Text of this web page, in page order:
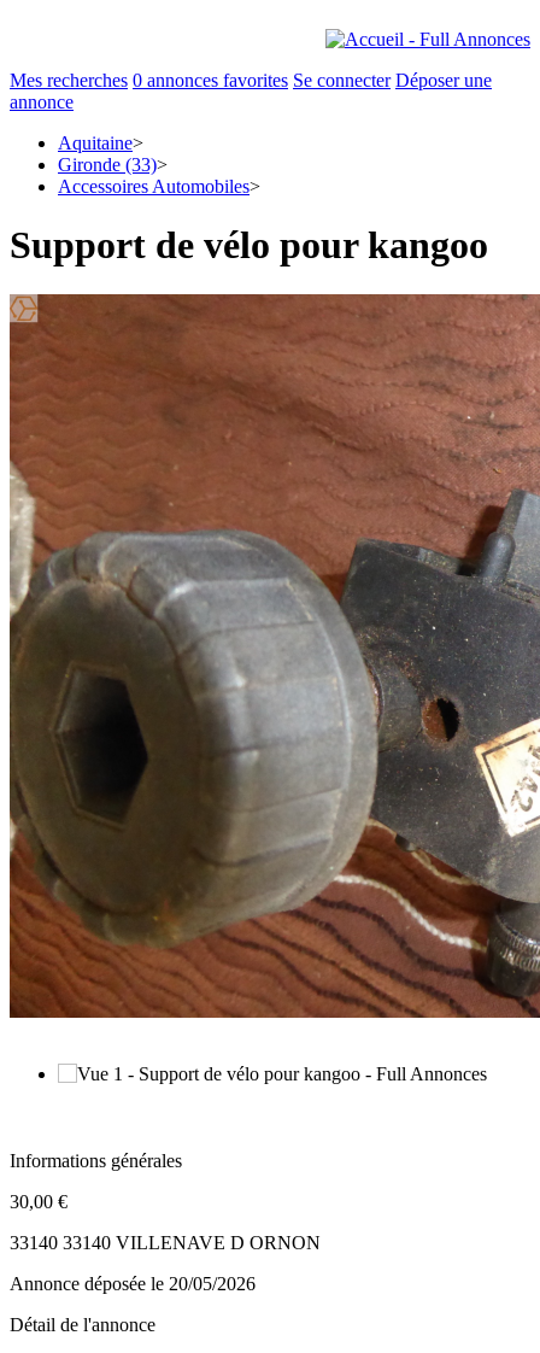
Mes recherches 0 annonces favorites Se connecter Déposer une
annonce
Aquitaine>
Gironde (33)>
Accessoires Automobiles>
Support de vélo pour kangoo
Informations générales
30,00 €
33140 33140 VILLENAVE D ORNON
Annonce déposée le 20/05/2026
Détail de l'annonce